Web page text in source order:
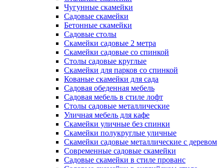
Чугунные скамейки
Садовые скамейки
Бетонные скамейки
Садовые столы
Скамейки садовые 2 метра
Cкамейки садовые со спинкой
Столы садовые круглые
Скамейки для парков со спинкой
Кованые скамейки для сада
Садовая обеденная мебель
Садовая мебель в стиле лофт
Столы садовые металлические
Уличная мебель для кафе
Скамейки уличные без спинки
Скамейки полукруглые уличные
Скамейки садовые металлические с деревом
Современные садовые скамейки
Садовые скамейки в стиле прованс